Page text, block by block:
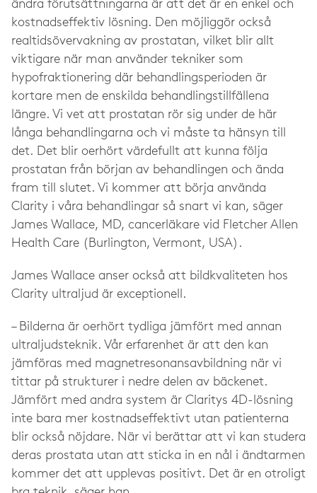
ändra förutsättningarna är att det är en enkel och
kostnadseffektiv lösning. Den möjliggör också
realtidsövervakning av prostatan, vilket blir allt
viktigare när man använder tekniker som
hypofraktionering där behandlingsperioden är
kortare men de enskilda behandlingstillfällena
längre. Vi vet att prostatan rör sig under de här
långa behandlingarna och vi måste ta hänsyn till
det. Det blir oerhört värdefullt att kunna följa
prostatan från början av behandlingen och ända
fram till slutet. Vi kommer att börja använda
Clarity i våra behandlingar så snart vi kan, säger
James Wallace, MD, cancerläkare vid Fletcher Allen
Health Care (Burlington, Vermont, USA).
James Wallace anser också att bildkvaliteten hos
Clarity ultraljud är exceptionell.
– Bilderna är oerhört tydliga jämfört med annan
ultraljudsteknik. Vår erfarenhet är att den kan
jämföras med magnetresonansavbildning när vi
tittar på strukturer i nedre delen av bäckenet.
Jämfört med andra system är Claritys 4D-lösning
inte bara mer kostnadseffektivt utan patienterna
blir också nöjdare. När vi berättar att vi kan studera
deras prostata utan att sticka in en nål i ändtarmen
kommer det att upplevas positivt. Det är en otroligt